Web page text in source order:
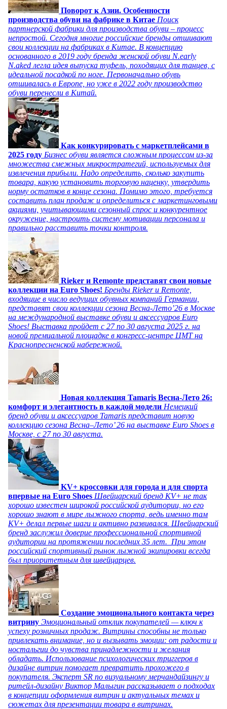
Поворот к Азии. Особенности
производства обуви на фабрике в Китае Поиск
партнерской фабрики для производства обуви – процесс
непростой. Сегодня многие российские бренды отшивают
свои коллекции на фабриках в Китае. В концепцию
основанного в 2019 году бренда женской обуви N.early
N.aked легла идея выпуска туфель, походящих для танцев, с
идеальной посадкой по ноге. Первоначально обувь
отшивалась в Европе, но уже в 2022 году производство
обуви перенесли в Китай.
Как конкурировать с маркетплейсами в
2025 году Бизнес обуви является сложным процессом из-за
множества смежных микростратегий, используемых для
извлечения прибыли. Надо определить, сколько закупить
товара, какую установить торговую наценку, утвердить
норму остатков в конце сезона. Помимо этого, требуется
составить план продаж и определиться с маркетинговыми
акциями, учитывающими сезонный спрос и конкурентное
окружение, настроить систему мотивации персонала и
правильно расставить точки контроля.
Rieker и Remonte представят свои новые
коллекции на Euro Shoes! Бренды Rieker и Remonte,
входящие в число ведущих обувных компаний Германии,
представят свои коллекции сезона Весна-Лето’26 в Москве
на международной выставке обуви и аксессуаров Euro
Shoes! Выставка пройдет c 27 по 30 августа 2025 г. на
новой премиальной площадке в конгресс-центре ЦМТ на
Краснопресненской набережной.
Новая коллекция Tamaris Весна-Лето 26:
комфорт и элегантность в каждой модели Немецкий
бренд обуви и аксессуаров Tamaris представит новую
коллекцию сезона Весна–Лето’ 26 на выставке Euro Shoes в
Москве, с 27 по 30 августа.
KV+ кроссовки для города и для спорта
впервые на Euro Shoes Швейцарский бренд KV+ не так
хорошо известен широкой российской аудитории, но его
хорошо знают в мире лыжного спорта, ведь именно там
KV+ делал первые шаги и активно развивался. Швейцарский
бренд заслужил доверие профессиональной спортивной
аудитории на протяжении последних 35 лет. При этом
российский спортивный рынок лыжной экипировки всегда
был приоритетным для швейцарцев.
Создание эмоционального контакта через
витрину Эмоциональный отклик покупателей — ключ к
успеху розничных продаж. Витрины способны не только
привлекать внимание, но и вызывать эмоции: от радости и
ностальгии до чувства принадлежности и желания
обладать. Использование психологических триггеров в
дизайне витрин помогает превратить прохожего в
покупателя. Эксперт SR по визуальному мерчандайзингу и
ритейл-дизайну Виктор Малыгин рассказывает о подходах
в концепции оформления витрин и актуальных темах и
сюжетах для презентации товара в витринах.